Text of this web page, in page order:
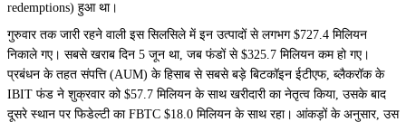
redemptions) हुआ था।
गुरुवार तक जारी रहने वाली इस सिलसिले में इन उत्पादों से लगभग $727.4 मिलियन
निकाले गए। सबसे खराब दिन 5 जून था, जब फंडों से $325.7 मिलियन कम हो गए।
प्रबंधन के तहत संपत्ति (AUM) के हिसाब से सबसे बड़े बिटकॉइन ईटीएफ, ब्लैकरॉक के
IBIT फंड ने शुक्रवार को $57.7 मिलियन के साथ खरीदारी का नेतृत्व किया, उसके बाद
दूसरे स्थान पर फिडेल्टी का FBTC $18.0 मिलियन के साथ रहा। आंकड़ों के अनुसार, उस